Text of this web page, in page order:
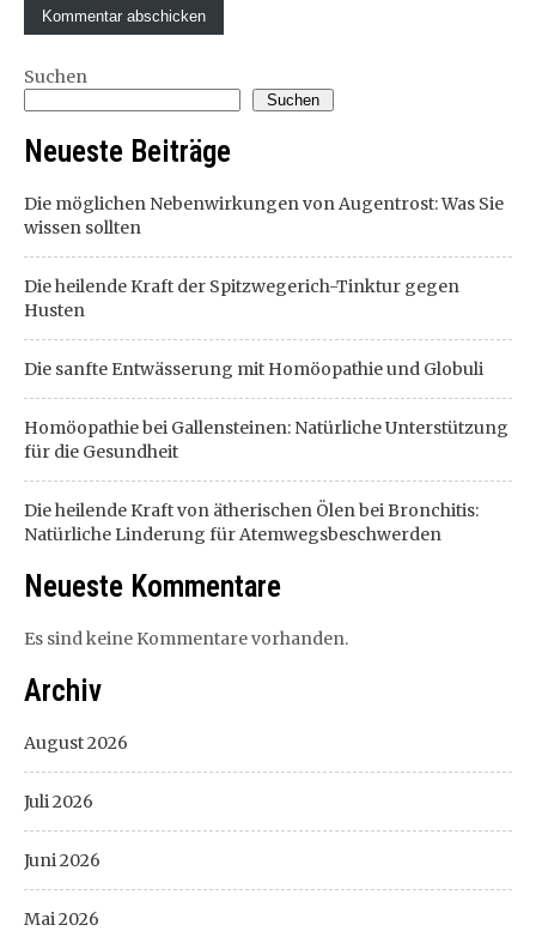
Suchen
Suchen
Neueste Beiträge
Die möglichen Nebenwirkungen von Augentrost: Was Sie
wissen sollten
Die heilende Kraft der Spitzwegerich-Tinktur gegen
Husten
Die sanfte Entwässerung mit Homöopathie und Globuli
Homöopathie bei Gallensteinen: Natürliche Unterstützung
für die Gesundheit
Die heilende Kraft von ätherischen Ölen bei Bronchitis:
Natürliche Linderung für Atemwegsbeschwerden
Neueste Kommentare
Es sind keine Kommentare vorhanden.
Archiv
August 2026
Juli 2026
Juni 2026
Mai 2026